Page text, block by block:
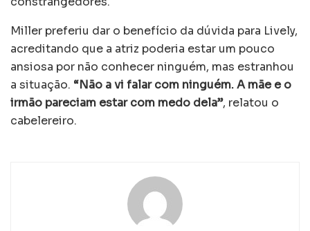
Miller preferiu dar o benefício da dúvida para Lively,
acreditando que a atriz poderia estar um pouco
ansiosa por não conhecer ninguém, mas estranhou
a situação. “Não a vi falar com ninguém. A mãe e o
irmão pareciam estar com medo dela”, relatou o
cabelereiro.